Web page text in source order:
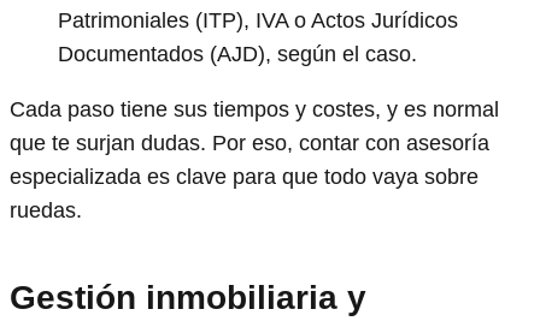
Patrimoniales (ITP), IVA o Actos Jurídicos
Documentados (AJD), según el caso.
Cada paso tiene sus tiempos y costes, y es normal
que te surjan dudas. Por eso, contar con asesoría
especializada es clave para que todo vaya sobre
ruedas.
Gestión inmobiliaria y